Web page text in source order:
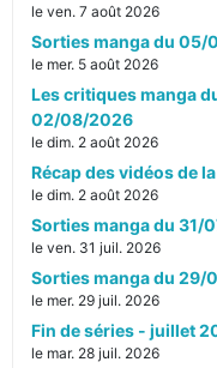
le ven. 7 août 2026
Sorties manga du 05/
le mer. 5 août 2026
Les critiques manga
02/08/2026
le dim. 2 août 2026
Récap des vidéos de
le dim. 2 août 2026
Sorties manga du 31/
le ven. 31 juil. 2026
Sorties manga du 29/
le mer. 29 juil. 2026
Fin de séries - juillet
le mar. 28 juil. 2026